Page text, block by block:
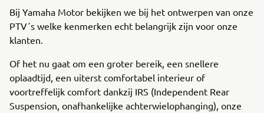
Bij Yamaha Motor bekijken we bij het ontwerpen van onze
PTV´s welke kenmerken echt belangrijk zijn voor onze
klanten.
Of het nu gaat om een groter bereik, een snellere
oplaadtijd, een uiterst comfortabel interieur of
voortreffelijk comfort dankzij IRS (Independent Rear
Suspension, onafhankelijke achterwielophanging), onze